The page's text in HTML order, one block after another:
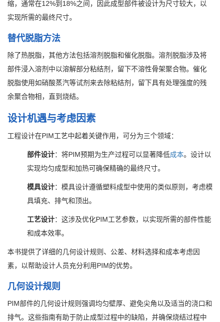
缩，通常在12%到18%之间，因此成型部件被设计为尺寸较大，以
实现所需的最终尺寸。
替代脱脂方法
除了热脱脂，其他方法包括溶剂脱脂和催化脱脂。溶剂脱脂涉及将
部件浸入溶剂中以溶解部分粘结剂，留下不溶性骨架聚合物。催化
脱脂使用如硝酸蒸汽等试剂来去除粘结剂，留下具有处理强度的残
余聚合物相，直到烧结。
设计机遇与考虑因素
工程设计在PIM工艺中起着关键作用，可分为三个领域：
部件设计：将PIM预期为生产过程可以显著降低成本。设计以
实现均匀成型和加热可确保精确的最终尺寸。
模具设计：模具设计遵循塑料成型中使用的类似原则，考虑模
具填充、排气和顶出。
工艺设计：这涉及优化PIM工艺参数，以实现所需的部件性能
和成本效率。
本书提供了详细的几何设计规则、公差、材料选择和成本考虑因
素，以帮助设计人员充分利用PIM的优势。
几何设计规则
PIM部件的几何设计规则强调均匀壁厚、避免尖角以及适当的浇口和
排气。这些指南有助于防止成型过程中的缺陷，并确保烧结过程中